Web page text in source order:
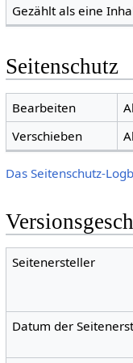
Gezählt als eine
Seitenschutz
Bearbeiten
Verschieben
Das Seitenschutz-
Seitenersteller
Datum der